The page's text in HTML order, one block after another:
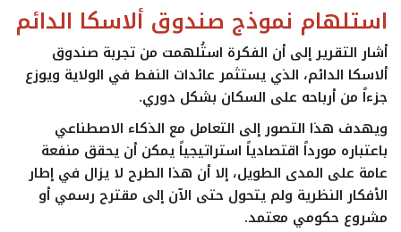
استلهام نموذج صندوق ألاسكا الدائم
أشار التقرير إلى أن الفكرة استُلهمت من تجربة صندوق
ألاسكا الدائم، الذي يستثمر عائدات النفط في الولاية ويوزع
جزءاً من أرباحه على السكان بشكل دوري.
ويهدف هذا التصور إلى التعامل مع الذكاء الاصطناعي
باعتباره مورداً اقتصادياً استراتيجياً يمكن أن يحقق منفعة
عامة على المدى الطويل، إلا أن هذا الطرح لا يزال في إطار
الأفكار النظرية ولم يتحول حتى الآن إلى مقترح رسمي أو
مشروع حكومي معتمد.